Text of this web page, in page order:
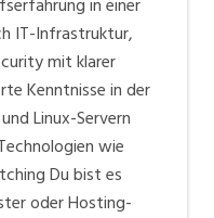
in einer
IT-Infrastruktur,
mit klarer
Kenntnisse in der
Linux-Servern
wie
Du bist es
oder Hosting-